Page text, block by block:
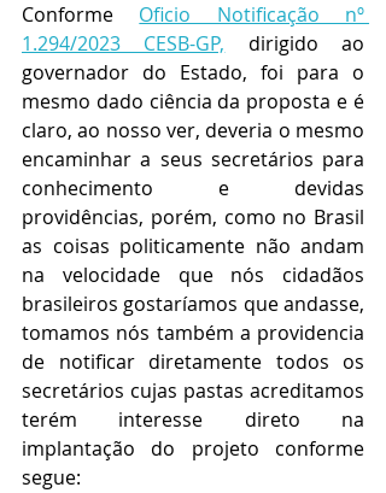
Conforme Oficio Notificação nº
1.294/2023 CESB-GP, dirigido ao
governador do Estado, foi para o
mesmo dado ciência da proposta e é
claro, ao nosso ver, deveria o mesmo
encaminhar a seus secretários para
conhecimento e devidas
providências, porém, como no Brasil
as coisas politicamente não andam
na velocidade que nós cidadãos
brasileiros gostaríamos que andasse,
tomamos nós também a providencia
de notificar diretamente todos os
secretários cujas pastas acreditamos
terém interesse direto na
implantação do projeto conforme
segue: